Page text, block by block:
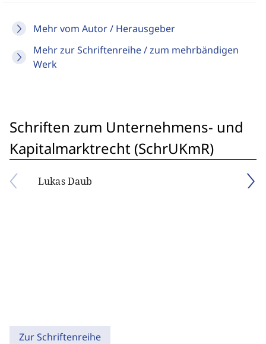
Mehr vom Autor / Herausgeber
Mehr zur Schriftenreihe / zum mehrbändigen
Werk
Schriften zum Unternehmens- und
Kapitalmarktrecht (SchrUKmR)
Lukas Daub
Zur Schriftenreihe